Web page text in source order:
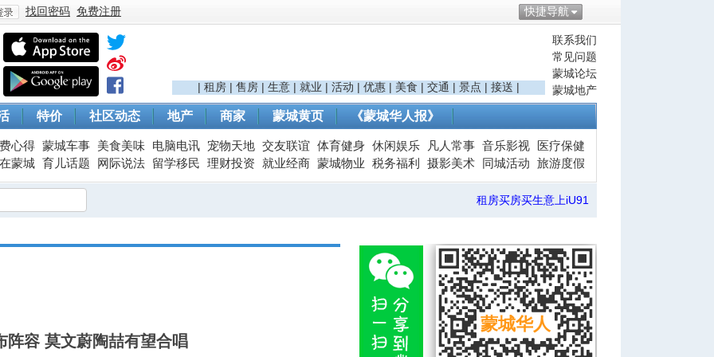
快捷导航
登
找回密码 免费注册
联系我们
常见问题
蒙城论坛
蒙城地产
| 租房 | 售房 | 生意 | 就业 | 活动 | 优惠 | 美食 | 交通 | 景点 | 接送 |
特价 社区动态 地产 商家 蒙城黄页 《蒙城华人报》
心得 蒙城车事 美食美味 电脑电讯 宠物天地 交友联谊 体育健身 休闲娱乐 凡人常事 音乐影视
医疗保健
蒙城 育儿话题 网际说法 留学移民 理财投资 就业经商 蒙城物业 税务福利 摄影美术 同城活动 旅游度假
租房买房买生意上iU91
阵容 莫文蔚陶喆有望合唱